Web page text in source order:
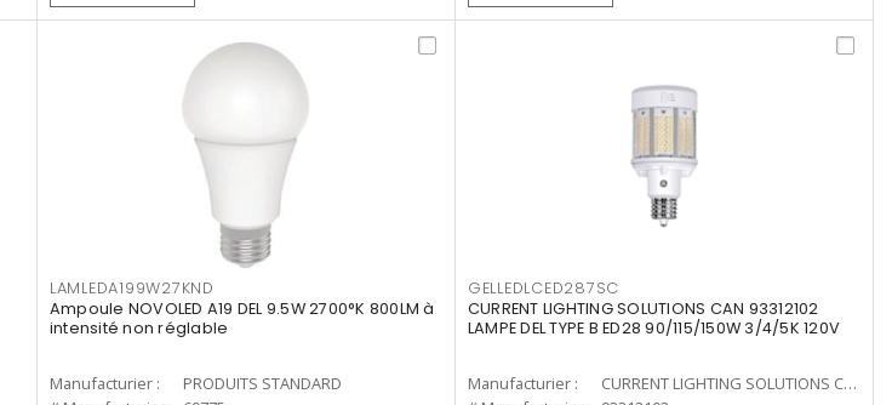
LAMLEDA199W27KND
Ampoule NOVOLED A19 DEL 9.5W 2700°K 800LM à
intensité non réglable
Manufacturier :
PRODUITS STANDARD
GELLEDLCED287SC
CURRENT LIGHTING SOLUTIONS CAN 93312102
LAMPE DEL TYPE B ED28 90/115/150W 3/4/5K 120V
Manufacturier :
CURRENT LIGHTING SOLUTIONS CAN